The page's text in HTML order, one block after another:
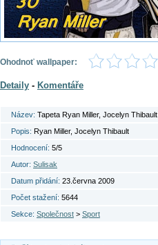
Ohodnoť wallpaper:
Detaily - Komentáře
Název: Tapeta Ryan Miller, Jocelyn Thibault
Popis: Ryan Miller, Jocelyn Thibault
Hodnocení: 5/5
Autor: Sulisak
Datum přidání: 23.června 2009
Počet stažení: 5644
Sekce: Společnost > Sport